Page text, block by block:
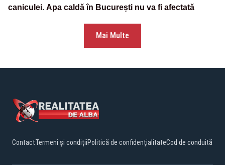
caniculei. Apa caldă în București nu va fi afectată
Mai Multe
ContactTermeni și condițiiPolitică de confidențialitateCod de conduită